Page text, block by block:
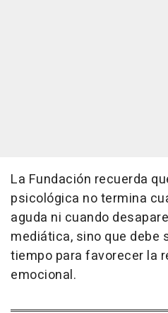
La Fundación recuerda
psicológica no termina
aguda ni cuando
mediática, sino que debe
tiempo para favorecer la
emocional.